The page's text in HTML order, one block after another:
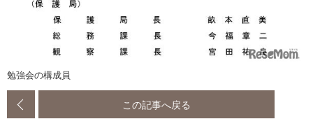
勉強会の構成員
この記事へ戻る